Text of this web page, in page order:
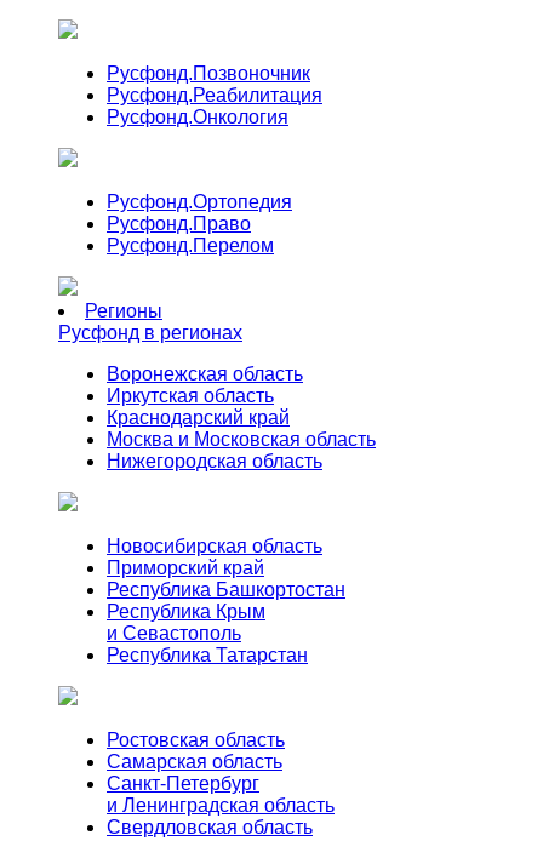
Русфонд.Позвоночник
Русфонд.Реабилитация
Русфонд.Онкология
Русфонд.Ортопедия
Русфонд.Право
Русфонд.Перелом
Регионы
Русфонд в регионах
Воронежская область
Иркутская область
Краснодарский край
Москва и Московская область
Нижегородская область
Новосибирская область
Приморский край
Республика Башкортостан
Республика Крым
и Севастополь
Республика Татарстан
Ростовская область
Самарская область
Санкт-Петербург
и Ленинградская область
Свердловская область